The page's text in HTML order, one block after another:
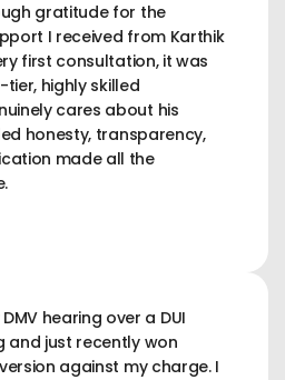
gratitude for the
I received from Karthik
first consultation, it was
highly skilled
cares about his
honesty, transparency,
made all the
hearing over a DUI
and just recently won
against my charge. I